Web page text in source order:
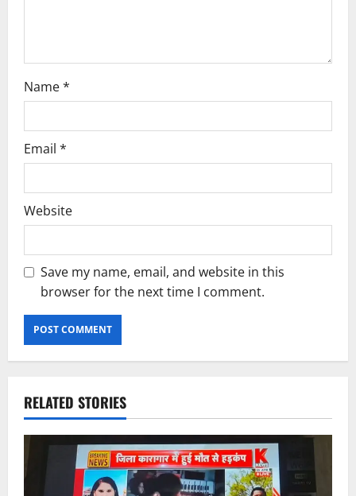
Name*
Email *
Website
Save my name, email, and website in this
browser for the next time I comment.
RELATED STORIES